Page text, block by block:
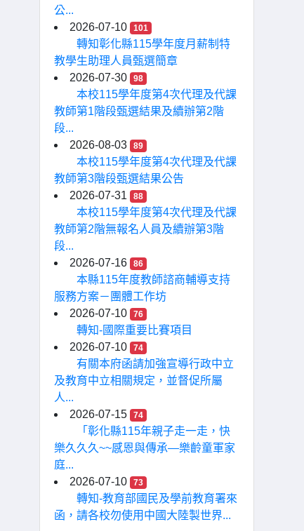
公...
2026-07-10
101
轉知彰化縣115學年度月薪制特
教學生助理人員甄選簡章
2026-07-30
98
本校115學年度第4次代理及代課
教師第1階段甄選結果及續辦第2階
段...
2026-08-03
89
本校115學年度第4次代理及代課
教師第3階段甄選結果公告
2026-07-31
88
本校115學年度第4次代理及代課
教師第2階無報名人員及續辦第3階
段...
2026-07-16
86
本縣115年度教師諮商輔導支持
服務方案－團體工作坊
2026-07-10
76
轉知-國際重要比賽項目
2026-07-10
74
有關本府函請加強宣導行政中立
及教育中立相關規定，並督促所屬
人...
2026-07-15
74
「彰化縣115年親子走一走，快
樂久久久~~感恩與傳承—樂齡童軍家
庭...
2026-07-10
73
轉知-教育部國民及學前教育署來
函，請各校勿使用中國大陸製世界...